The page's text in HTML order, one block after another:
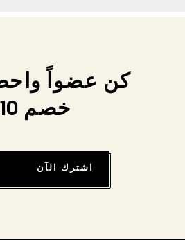
كن عضواً
خصم 10٪
اشترك الآن